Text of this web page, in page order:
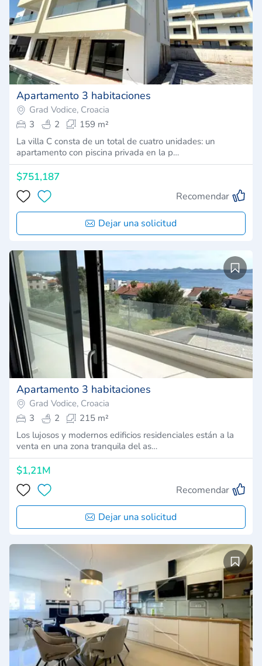
Apartamento 3 habitaciones
Grad Vodice, Croacia
3
2
159 m²
La villa C consta de un total de cuatro unidades: un
apartamento con piscina privada en la p…
$751,187
Recomendar
Dejar una solicitud
Apartamento 3 habitaciones
Grad Vodice, Croacia
3
2
215 m²
Los lujosos y modernos edificios residenciales están a la
venta en una zona tranquila del as…
$1,21M
Recomendar
Dejar una solicitud